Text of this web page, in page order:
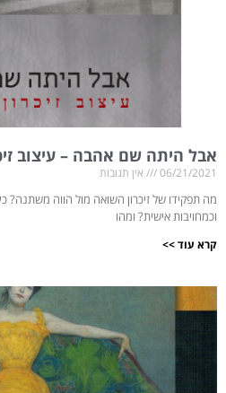
אבל היתה שם אהבה – עיצוב
06/21/2021 אין תגובות
מה תפקידו של זיכרון השואה מול הווה משתנה?
וכמחויבות אישית? ומהו
קרא עוד >>